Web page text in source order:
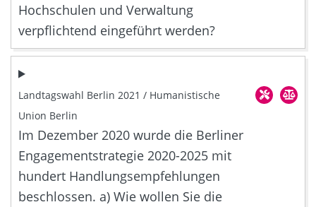
Hochschulen und Verwaltung
verpflichtend eingeführt werden?
Landtagswahl Berlin 2021 / Humanistische
Union Berlin
Im Dezember 2020 wurde die Berliner
Engagementstrategie 2020-2025 mit
hundert Handlungsempfehlungen
beschlossen. a) Wie wollen Sie die